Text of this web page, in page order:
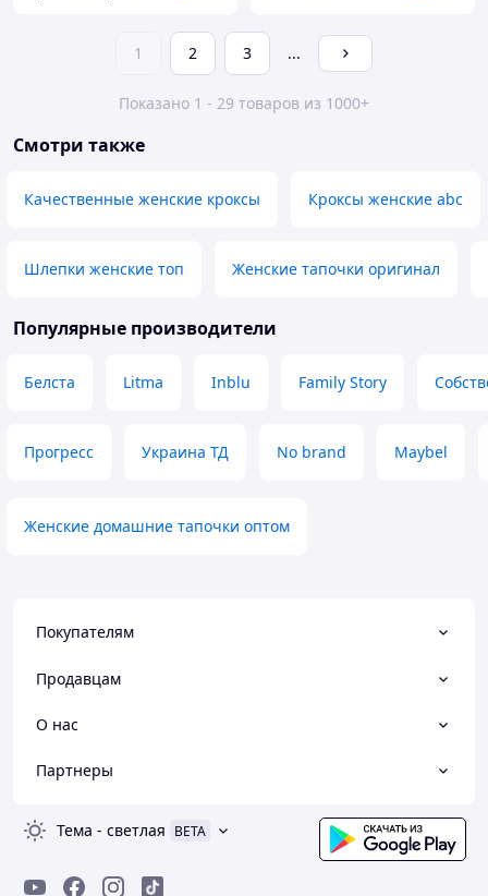
1 2 3 ...
Показано 1 - 29 товаров из 1000+
Смотри также
Качественные женские кроксы Кроксы женские abc
Шлепки женские топ Женские тапочки оригинал
Популярные производители
Белста Litma Inblu Family Story
Прогресс Украина ТД No brand Maybel
Женские домашние тапочки оптом
Покупателям
Продавцам
О нас
Партнеры
Тема - светлая BETA